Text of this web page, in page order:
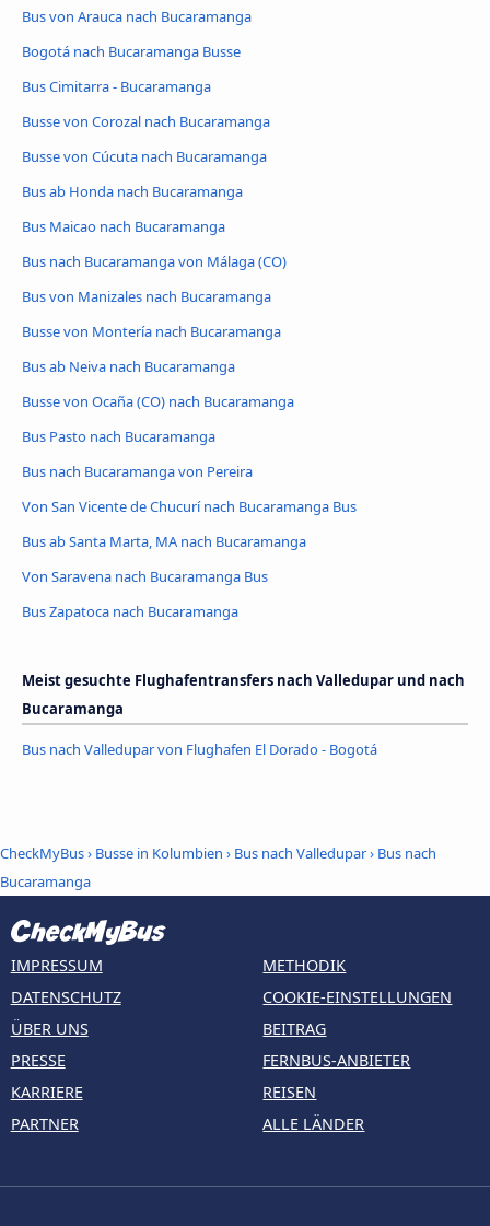
Bus von Arauca nach Bucaramanga
Bogotá nach Bucaramanga Busse
Bus Cimitarra - Bucaramanga
Busse von Corozal nach Bucaramanga
Busse von Cúcuta nach Bucaramanga
Bus ab Honda nach Bucaramanga
Bus Maicao nach Bucaramanga
Bus nach Bucaramanga von Málaga (CO)
Bus von Manizales nach Bucaramanga
Busse von Montería nach Bucaramanga
Bus ab Neiva nach Bucaramanga
Busse von Ocaña (CO) nach Bucaramanga
Bus Pasto nach Bucaramanga
Bus nach Bucaramanga von Pereira
Von San Vicente de Chucurí nach Bucaramanga Bus
Bus ab Santa Marta, MA nach Bucaramanga
Von Saravena nach Bucaramanga Bus
Bus Zapatoca nach Bucaramanga
Meist gesuchte Flughafentransfers nach Valledupar und nach
Bucaramanga
Bus nach Valledupar von Flughafen El Dorado - Bogotá
CheckMyBus› Busse in Kolumbien › Bus nach Valledupar› Bus nach
Bucaramanga
IMPRESSUM
DATENSCHUTZ
ÜBER UNS
PRESSE
KARRIERE
PARTNER
METHODIK
COOKIE-EINSTELLUNGEN
BEITRAG
FERNBUS-ANBIETER
REISEN
ALLE LÄNDER